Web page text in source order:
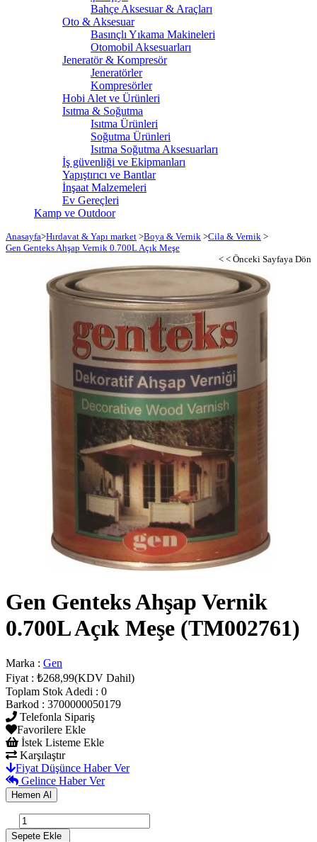
Bahçe Aksesuar & Araçları
Oto & Aksesuar
Basınçlı Yıkama Makineleri
Otomobil Aksesuarları
Jeneratör & Kompresör
Jeneratörler
Kompresörler
Hobi Alet ve Ürünleri
Isıtma & Soğutma
Isıtma Ürünleri
Soğutma Ürünleri
Isıtma Soğutma Aksesuarları
İş güvenliği ve Ekipmanları
Yapıştırıcı ve Bantlar
İnşaat Malzemeleri
Ev Gereçleri
Kamp ve Outdoor
Anasayfa>Hırdavat & Yapı market >Boya & Vernik >Cila & Vernik >
Gen Genteks Ahşap Vernik 0.700L Açık Meşe
< < Önceki Sayfaya Dön
Gen Genteks Ahşap Vernik
0.700L Açık Meşe (TM002761)
Marka : Gen
Fiyat : ₺268,99(KDV Dahil)
Toplam Stok Adedi : 0
Barkod : 3700000050179
Telefonla Sipariş
Favorilere Ekle
İstek Listeme Ekle
Karşılaştır
Fiyat Düşünce Haber Ver
Gelince Haber Ver